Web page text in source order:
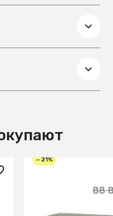
— 21%
88